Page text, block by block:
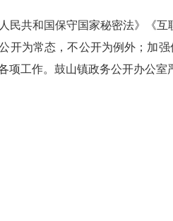
共和国保守国家秘密法》《互
开为常态，不公开为例外；加
项工作。鼓山镇政务公开办公